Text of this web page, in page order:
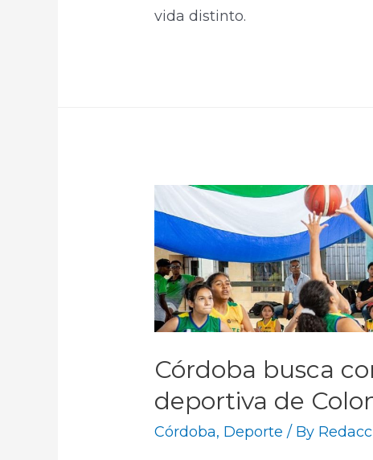
vida distinto.
Córdoba busca
deportiva de
Córdoba, Deporte / By